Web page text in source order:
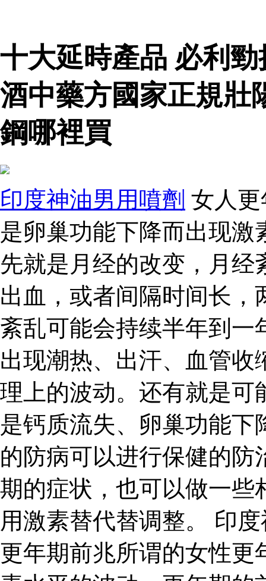
十大延時產品 必利
酒中藥方國家正規壯
鋼哪裡買
印度神油男用噴劑 女人
是卵巢功能下降而出现
先就是月经的改变，月
出血，或者间隔时间长
紊乱可能会持续半年到一
出现潮热、出汗、血管
理上的波动。还有就是可
是钙质流失、卵巢功能
的防病可以进行保健的
期的症状，也可以做一些
用激素替代替调整。 印
更年期前兆所谓的女性更